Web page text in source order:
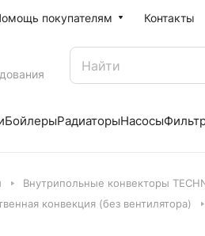
покупателям Контакты
БойлерыРадиаторыНасосы
Внутрипольные конвекторы
конвекция (без вентилятора)